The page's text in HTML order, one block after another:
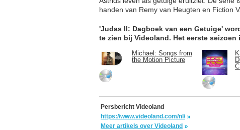
handen van Remy van Heugten en Fiction
'Judas II: Dagboek van een Getuige'
te zien bij Videoland. Het eerste seizoen
Michael: Songs from
the Motion Picture
Persbericht Videoland
https://www.videoland.com/nl/
Meer artikels over Videoland